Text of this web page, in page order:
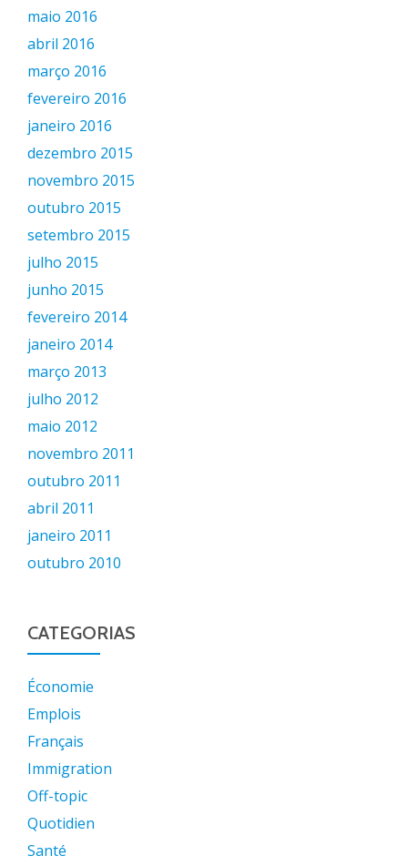
maio 2016
abril 2016
março 2016
fevereiro 2016
janeiro 2016
dezembro 2015
novembro 2015
outubro 2015
setembro 2015
julho 2015
junho 2015
fevereiro 2014
janeiro 2014
março 2013
julho 2012
maio 2012
novembro 2011
outubro 2011
abril 2011
janeiro 2011
outubro 2010
CATEGORIAS
Économie
Emplois
Français
Immigration
Off-topic
Quotidien
Santé